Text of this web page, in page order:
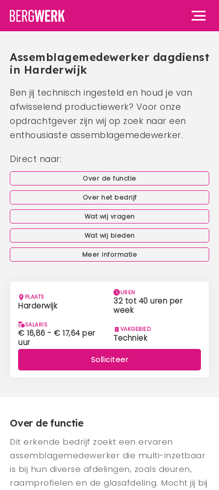
Home
Vacatures
Voor werknemers
Waarom BergWerk
BergWerk Academie
Voor werkgevers
Waarom BergWerk
Onze diensten
Over ons
Veelgestelde vragen
Blog
Contact
CONTACT
0341 - 45 33 09
info@bergwerk.nu
Assemblagemedewerker dagdienst
in Harderwijk
Ben jij technisch ingesteld en houd je van
afwisselend productiewerk? Voor onze
opdrachtgever zijn wij op zoek naar een
enthousiaste assemblagemedewerker.
Direct naar:
Over de functie
Over het bedrijf
Wat wij vragen
Wat wij bieden
Meer informatie
PLAATS
Harderwijk
UREN
32 tot 40 uren per
week
SALARIS
€ 16,86 - € 17,64 per
uur
VAKGEBIED
Techniek
Solliciteer
Over de functie
Dit erkende bedrijf zoekt een ervaren
assemblagemedewerker die multi-inzetbaar
is bij hun diverse afdelingen, zoals deuren,
raamprofielen en de glasafdeling. Mocht jij bij